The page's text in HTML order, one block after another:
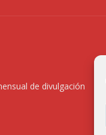
de divulgación